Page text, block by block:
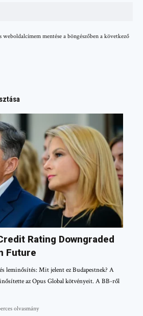
weboldalcímem mentése a böngészőben a következő
Rating Downgraded
Future
leminősítés: Mit jelent ez Budapestnek? A
az Opus Global kötvényeit. A BB-ről
olvasmány